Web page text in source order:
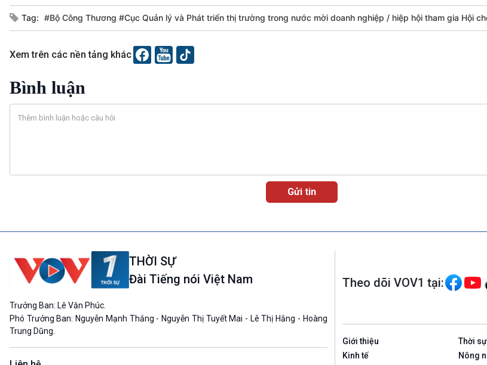
Tag: #Bộ Công Thương #Cục Quản lý và Phát triển thị trường trong nước mời doanh nghiệp hiệp hội tham gia Hội
Xem trên các nền tảng khác
Bình luận
THỜI SỰ
Đài Tiếng nói Việt Nam
Trưởng Ban: Lê Văn Phúc.
Phó Trưởng Ban: Nguyễn Mạnh Thắng - Nguyễn Thị Tuyết Mai - Lê Thị Hằng - Hoàng
Trung Dũng.
Theo dõi VOV1 tại:
Giới thiệu Thời sự
Kinh tế
Nông